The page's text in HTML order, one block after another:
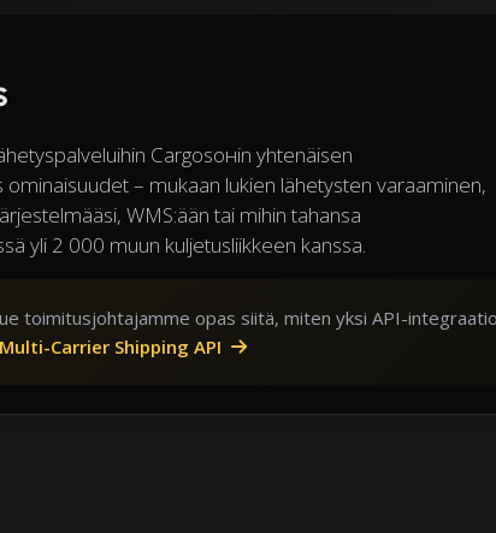
Cargosонin yhtenäisen
– mukaan lukien lähetysten varaaminen,
WMS:ään tai mihin tahansa
yli 2 000 muun kuljetusliikkeen kanssa.
toimitusjohtajamme opas siitä, miten yksi API-
Carrier Shipping API